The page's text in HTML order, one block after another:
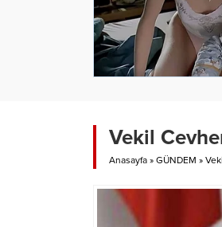
Vekil
Anasayfa » GÜNDEM »